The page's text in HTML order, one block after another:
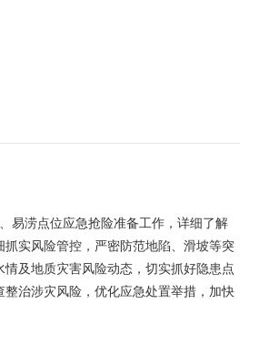
易涝点位应急抢险准备工作，详细了解
实风险管控，严密防范地陷、滑坡等突
及地质灾害风险动态，切实抓好隐患点
治涉灾风险，优化应急处置举措，加快